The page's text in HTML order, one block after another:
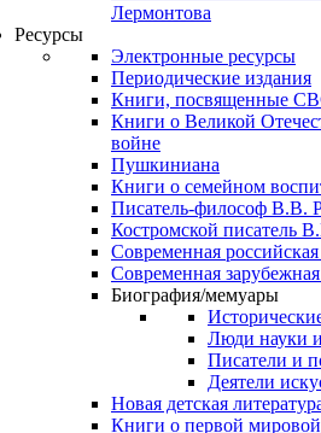
Лермонтова
Ресурсы
Электронные ресурсы
Периодические издания
Книги, посвященные
Книги о Великой
войне
Пушкиниана
Книги о семейном
Писатель-философ В.В.
Костромской писатель
Современная российская
Современная
Биография/мемуары
Люди науки
Писатели и
Деятели
Новая детская
Книги о первой